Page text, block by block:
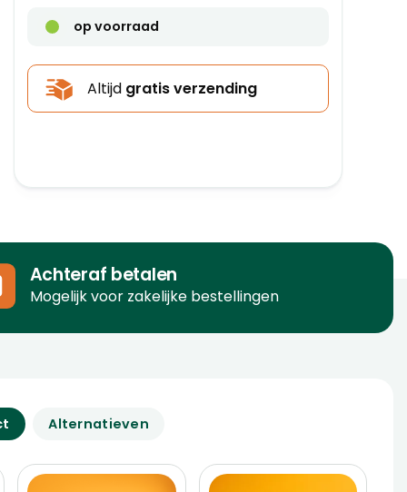
op voorraad
Altijd gratis verzending
Achteraf betalen
Mogelijk voor zakelijke bestellingen
Alternatieven